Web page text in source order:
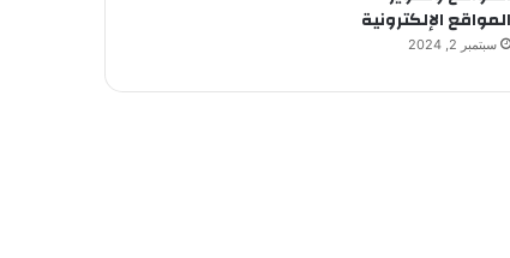
المواقع الإلكترونية
سبتمبر 2, 2024